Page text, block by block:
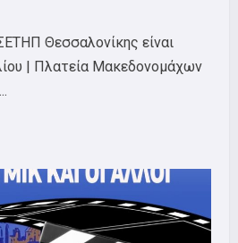
Θεσσαλονίκης είναι
| Πλατεία Μακεδονομάχων